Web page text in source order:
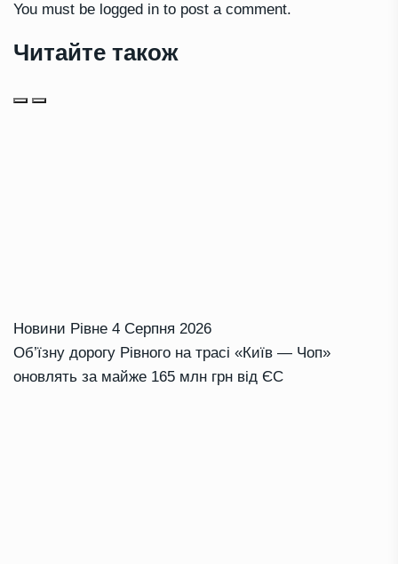
You must be logged in to post a comment.
Читайте також
Новини Рівне 4 Серпня 2026
Об’їзну дорогу Рівного на трасі «Київ — Чоп»
оновлять за майже 165 млн грн від ЄС